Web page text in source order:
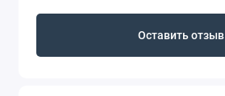
Оставить отзыв